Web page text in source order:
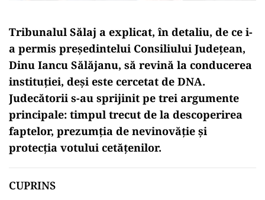
Tribunalul Sălaj a explicat, în detaliu, de ce i-
a permis președintelui Consiliului Județean,
Dinu Iancu Sălăjanu, să revină la conducerea
instituției, deși este cercetat de DNA.
Judecătorii s-au sprijinit pe trei argumente
principale: timpul trecut de la descoperirea
faptelor, prezumția de nevinovăție și
protecția votului cetățenilor.
CUPRINS